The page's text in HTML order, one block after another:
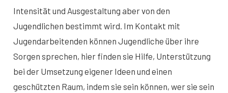
Intensität und Ausgestaltung aber von den
Jugendlichen bestimmt wird. Im Kontakt mit
Jugendarbeitenden können Jugendliche über ihre
Sorgen sprechen, hier finden sie Hilfe, Unterstützung
bei der Umsetzung eigener Ideen und einen
geschützten Raum, indem sie sein können, wer sie sein